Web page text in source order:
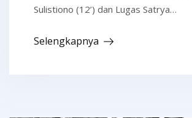
Sulistiono (12’) dan Lugas Satrya…
Selengkapnya